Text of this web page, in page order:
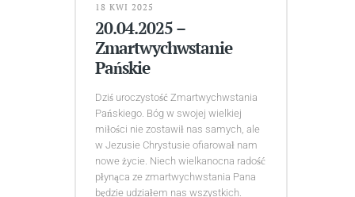
18 KWI 2025
20.04.2025 –
Zmartwychwstanie
Pańskie
Dziś uroczystość Zmartwychwstania
Pańskiego. Bóg w swojej wielkiej
miłości nie zostawił nas samych, ale
w Jezusie Chrystusie ofiarował nam
nowe życie. Niech wielkanocna radość
płynąca ze zmartwychwstania Pana
będzie udziałem nas wszystkich.